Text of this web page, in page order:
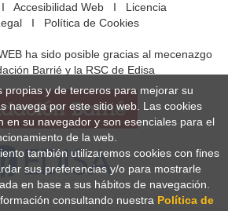
Accesibilidad WebI Licencia
I Política de Cookies
ha sido posible gracias al mecenazgo
Barrié y la RSC de Edisa
propias y de terceros para mejorar su
navega por este sitio web. Las cookies
en su navegador y son esenciales para el
de la web.
también utilizaremos cookies con fines
sus preferencias y/o para mostrarle
en base a sus hábitos de navegación.
consultando nuestra Política de